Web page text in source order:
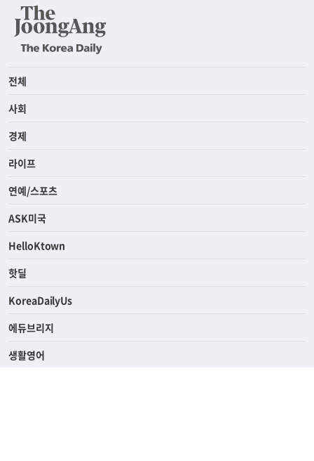
전체
사회
경제
라이프
연예/스포츠
ASK미국
HelloKtown
핫딜
KoreaDailyUs
에듀브리지
생활영어